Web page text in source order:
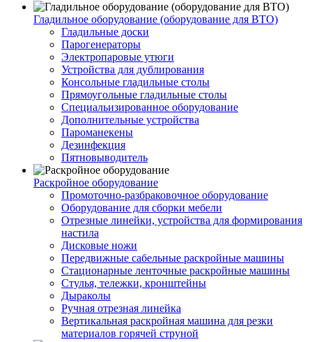
Гладильное оборудование (оборудование для ВТО)
Гладильные доски
Парогенераторы
Электропаровые утюги
Устройства для дублирования
Консольные гладильные столы
Прямоугольные гладильные столы
Специальизированное оборудование
Дополнительные устройства
Пароманекены
Дезинфекция
Пятновыводитель
Раскройное оборудование
Промоточно-разбраковочное оборудование
Оборудование для сборки мебели
Отрезные линейки, устройства для формирования
настила
Дисковые ножи
Передвижные сабельные раскройные машины
Стационарные ленточные раскройные машины
Стулья, тележки, кронштейны
Дыраколы
Ручная отрезная линейка
Вертикальная раскройная машина для резки
материалов горячей струной